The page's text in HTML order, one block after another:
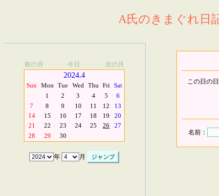
A氏のきまぐれ日
前の月 今日 次の月
2024.4
Sun Mon Tue Wed Thu Fri Sat
1
2 3 4 5
6
7
8 9 10 11 12
13
14
15 16 17 18 19
20
21
22 23 24 25 26
27
28
29 30
年 月
この日の
名前：